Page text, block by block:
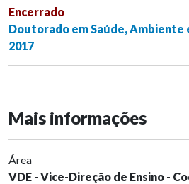
Encerrado
Doutorado em Saúde, Ambiente
2017
Mais informações
Área
VDE - Vice-Direção de Ensino -